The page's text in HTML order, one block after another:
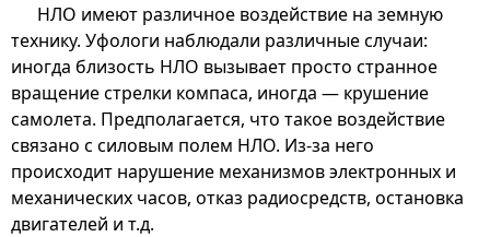
НЛО имеют различное воздействие на земную
технику. Уфологи наблюдали различные случаи:
иногда близость НЛО вызывает просто странное
вращение стрелки компаса, иногда — крушение
самолета. Предполагается, что такое воздействие
связано с силовым полем НЛО. Из-за него
происходит нарушение механизмов электронных и
механических часов, отказ радиосредств, остановка
двигателей и т.д.